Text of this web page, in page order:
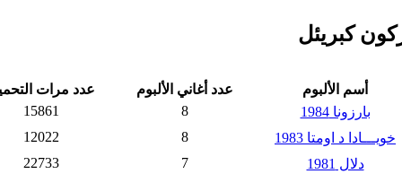
كبريئل
عدد مرات عدد أغاني الألبوم
أسم الألبوم
15861
8
بارزونا 1984
12022
8
خويـــادا د اومتا 1983
22733
7
دلال 1981